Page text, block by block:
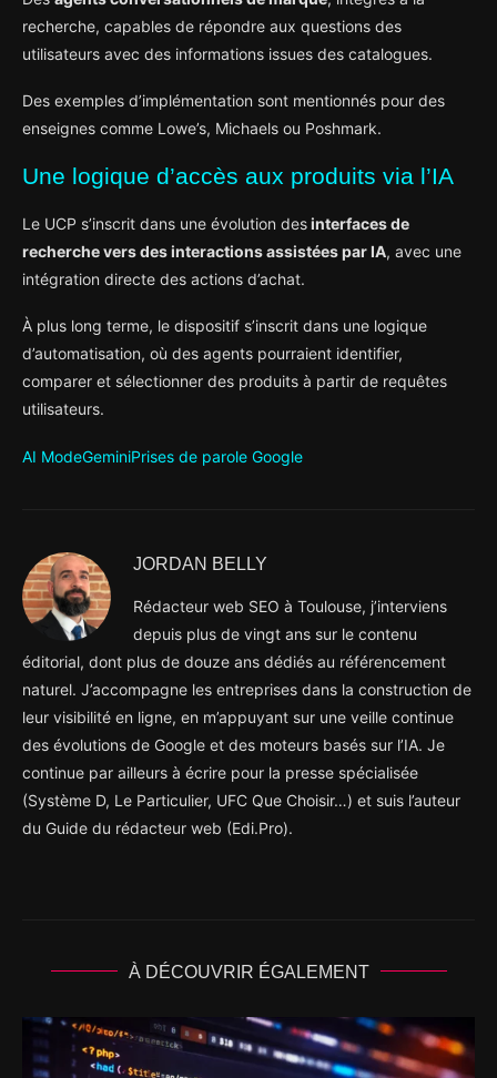
recherche, capables de répondre aux questions des
utilisateurs avec des informations issues des catalogues.
Des exemples d’implémentation sont mentionnés pour des
enseignes comme Lowe’s, Michaels ou Poshmark.
Une logique d’accès aux produits via l’IA
Le UCP s’inscrit dans une évolution desinterfaces de
recherche vers des interactions assistées par IA, avec une
intégration directe des actions d’achat.
À plus long terme, le dispositif s’inscrit dans une logique
d’automatisation, où des agents pourraient identifier,
comparer et sélectionner des produits à partir de requêtes
utilisateurs.
AI ModeGeminiPrises de parole Google
JORDAN BELLY
Rédacteur web SEO à Toulouse, j’interviens
depuis plus de vingt ans sur le contenu
éditorial, dont plus de douze ans dédiés au référencement
naturel. J’accompagne les entreprises dans la construction de
leur visibilité en ligne, en m’appuyant sur une veille continue
des évolutions de Google et des moteurs basés sur l’IA. Je
continue par ailleurs à écrire pour la presse spécialisée
(Système D, Le Particulier, UFC Que Choisir…) et suis l’auteur
du Guide du rédacteur web (Edi.Pro).
À DÉCOUVRIR ÉGALEMENT